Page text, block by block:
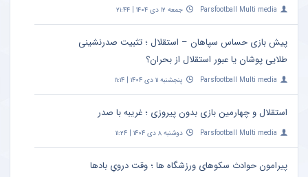
Parsfootball Multi media جمعه ۱۲ دی ۱۴۰۴ | ۲۱:۴۴
پیش بازی حساس سپاهان – استقلال ؛ تثبیت صدرنشینی
طلایی پوشان یا عبور استقلال از بحران؟
Parsfootball Multi media پنجشنبه ۱۱ دی ۱۴۰۴ | ۱۱:۱۴
استقلال و چهارمین بازی بدون پیروزی ؛ غریبه با صدر
Parsfootball Multi media دوشنبه ۸ دی ۱۴۰۴ | ۱۱:۲۴
پیرامون حوادث سکوهای ورزشگاه ها ؛ وقت درویِ بادها